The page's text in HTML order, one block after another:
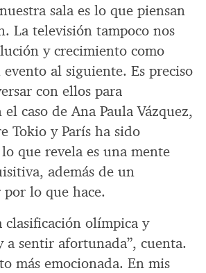
sala es lo que piensan
La televisión tampoco nos
y crecimiento como
evento al siguiente. Es preciso
con ellos para
caso de Ana Paula Vázquez,
Tokio y París ha sido
que revela es una mente
además de un
lo que hace.
clasificación olímpica y
a sentir afortunada”, cuenta.
más emocionada. En mis